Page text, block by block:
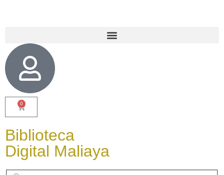
0
Biblioteca
Digital Maliaya